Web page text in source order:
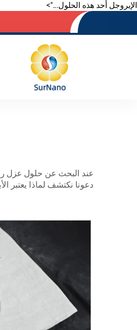
الإيروجل أحد هذه الحلول...">
عند البحث عن حلول عزل
دعونا نكتشف لماذا يعتبر